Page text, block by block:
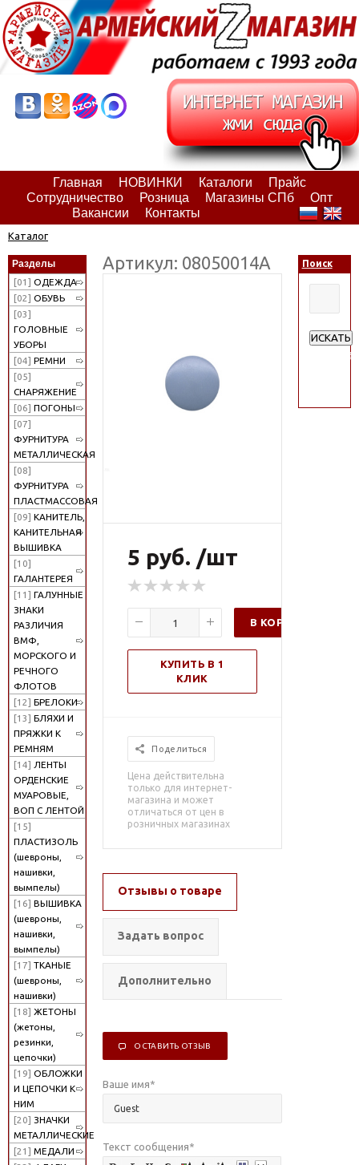
Главная НОВИНКИ Каталоги
Прайс
Сотрудничество
Розница Магазины СПб
Опт
Вакансии
Контакты
Каталог
Разделы
[01] ОДЕЖДА
[02] ОБУВЬ
[03]
ГОЛОВНЫЕ
УБОРЫ
[04] РЕМНИ
[05]
СНАРЯЖЕНИЕ
[06] ПОГОНЫ
[07]
ФУРНИТУРА
МЕТАЛЛИЧЕСКАЯ
[08]
ФУРНИТУРА
ПЛАСТМАССОВАЯ
[09] КАНИТЕЛЬ,
КАНИТЕЛЬНАЯ
ВЫШИВКА
[10]
ГАЛАНТЕРЕЯ
[11] ГАЛУННЫЕ
ЗНАКИ
РАЗЛИЧИЯ
ВМФ,
МОРСКОГО И
РЕЧНОГО
ФЛОТОВ
[12] БРЕЛОКИ
[13] БЛЯХИ И
ПРЯЖКИ К
РЕМНЯМ
[14] ЛЕНТЫ
ОРДЕНСКИЕ
МУАРОВЫЕ,
ВОП С ЛЕНТОЙ
[15]
ПЛАСТИЗОЛЬ
(шевроны,
нашивки,
вымпелы)
[16] ВЫШИВКА
(шевроны,
нашивки,
вымпелы)
[17] ТКАНЫЕ
(шевроны,
нашивки)
[18] ЖЕТОНЫ
(жетоны,
резинки,
цепочки)
[19] ОБЛОЖКИ
И ЦЕПОЧКИ К
НИМ
[20] ЗНАЧКИ
МЕТАЛЛИЧЕСКИЕ
[21] МЕДАЛИ
Артикул: 08050014А
5 руб. /шт
В КОРЗИНУ
КУПИТЬ В 1
КЛИК
Поделиться
Цена действительна
только для интернет-
магазина и может
отличаться от цен в
розничных магазинах
Отзывы о товаре
Задать вопрос
Дополнительно
ОСТАВИТЬ ОТЗЫВ
Ваше имя*
Текст сообщения*
Поиск
ИСКАТЬ